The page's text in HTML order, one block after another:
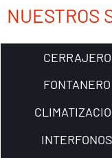
NUESTROS
CERRAJERO
FONTANERO
INTERFONOS